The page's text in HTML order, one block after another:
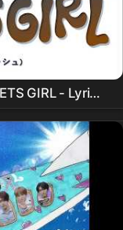
GIRL - Lyrics
가사)